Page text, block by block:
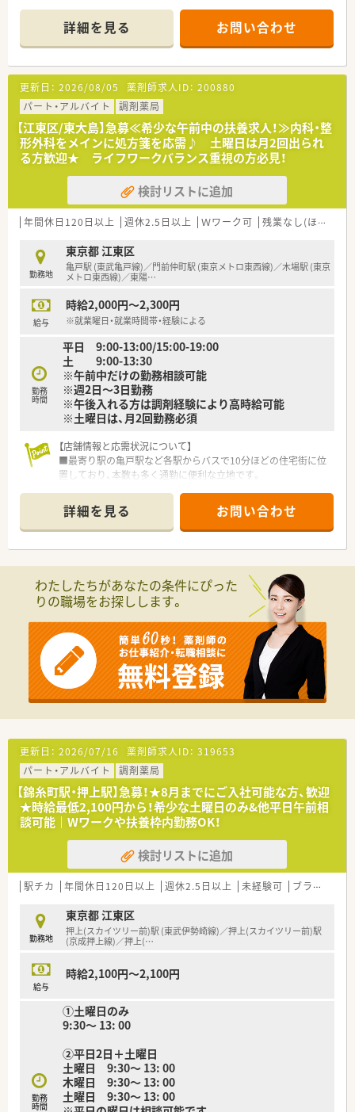
＜こんな店舗です＞
■耳鼻科・整形外科メイン。小児耳鼻が多いのでお子様が好きな
方歓迎♪
■処方は軽めで負担はありません
■繁忙期は月10時間程度残業の可能性ありますが、基本は残業
もありません
■広々とした店舗です。昔ながらの薬局ですが内装は綺麗で清
潔感がございます。調剤室も待合室も開放感があります。キッズ
スペースもありお子様連れもお待ち頂けます
＜こんな就業環境です＞
■13時半～15時の間は薬局を閉める為、近隣にお住まいの方は
一時帰宅も可能！
■水日祝、土曜午後の2.5日休みです♪
狭いためバス推奨です
■在宅はなく外来業務のみです
■かかりつけのノルマもございません！
＜こんな方を歓迎＞
■電子薬歴が直近でご経験があり、調剤経験のブランクがなけれ
■お子様が好きな方
詳細を見る お問い合わせ
更新日： 2026/08/05 薬剤師求人ID： 200880
パート・アルバイト
調剤薬局
【江東区/東大島】急募≪希少な午前中の扶養求人！≫内科・整
形外科をメインに処方箋を応需♪ 土曜日は月2回出られ
る方歓迎★ ライフワークバランス重視の方必見！
検討リストに追加
年間休日120日以上 週休2.5日以上 Ｗワーク可 残業なし(ほぼなし含む)
勤務地
東京都 江東区
亀戸駅 (東武亀戸線)／門前仲町駅 (東京メトロ東西線)／木場駅 (東京
メトロ東西線)／東陽…
給与
時給2,000円～2,300円
※就業曜日・就業時間帯・経験による
勤務
時間
平日 9:00-13:00/15:00-19:00
土 9:00-13:30
※午前中だけの勤務相談可能
※週2日～3日勤務
※午後入れる方は調剤経験により高時給可能
※土曜日は、月2回勤務必須
【店舗情報と応需状況について】
■最寄り駅の亀戸駅など各駅からバスで10分ほどの住宅街に位
置しており、本数も多く通勤に便利な立地です。
方箋枚数は70枚から80枚程度となっています。
【募集背景と求める人物像について】
■これまでに調剤経験が5年以上ある方や、午後からの勤務にも
■周囲のスタッフと協力しながら円滑に業務を進められる、協調
性を持ったコミュニケーションができる方を求めます。
■東京都内で1店舗のみを経営している地域密着型の薬局であ
り、店舗間の異動や転勤の心配は一切ございません。
■代表自身も薬剤師として現場の状況を深く理解しており、スタ
ッフに対する充実したサポート体制が整っています。
■地域住民の皆様の健康を支える身近な存在として、一人ひとり
の患者様に寄り添った丁寧な対応を大切にしています。
■平日午前中を中心に週2回から3回の勤務で無理なく働き続け
られる就業条件です。
■月に2回ほど土曜日の午前シフトに入る必要がございますが、
隔週での勤務イメージとなり負担は大きくありません。
詳細を見る お問い合わせ
わたしたちがあなたの条件にぴった
りの職場をお探しします。
更新日： 2026/07/16 薬剤師求人ID： 319653
パート・アルバイト
調剤薬局
【錦糸町駅・押上駅】急募！★8月までにご入社可能な方、歓迎
★時給最低2,100円から！希少な土曜日のみ&他平日午前相
談可能｜Wワークや扶養枠内勤務OK！
検討リストに追加
駅チカ 年間休日120日以上 週休2.5日以上 未経験可 ブランク可
勤務地
東京都 江東区
押上(スカイツリー前)駅 (東武伊勢崎線)／押上(スカイツリー前)駅
(京成押上線)／押上(…
給与
時給2,100円～2,100円
勤務
時間
①土曜日のみ
9:30～ 13: 00
②平日2日＋土曜日
土曜日 9:30～ 13: 00
木曜日 9:30～ 13: 00
土曜日 9:30～ 13: 00